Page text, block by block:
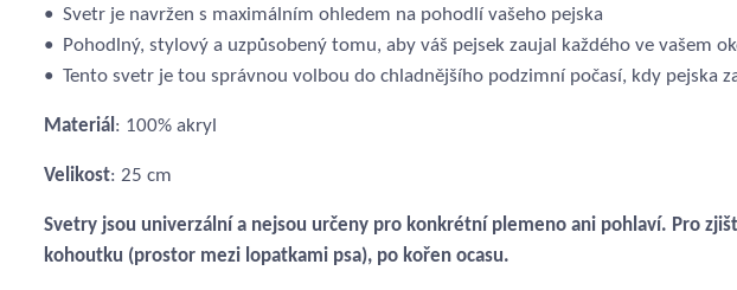
• Svetr je navržen s maximálním ohledem na pohodlí vašeho pejska
• Pohodlný, stylový a uzpůsobený tomu, aby váš pejsek zaujal každého ve vašem
• Tento svetr je tou správnou volbou do chladnějšího podzimní počasí, kdy pejska
Materiál : 100% akryl
Velikost: 25 cm
Svetry jsou univerzální a nejsou určeny pro konkrétní plemeno ani pohlaví. Pro
kohoutku (prostor mezi lopatkami psa), po kořen ocasu.